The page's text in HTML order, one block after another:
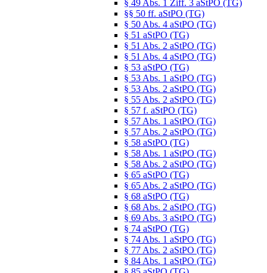
§ 49 Abs. 1 Ziff. 3 aStPO (TG)
§§ 50 ff. aStPO (TG)
§ 50 Abs. 4 aStPO (TG)
§ 51 aStPO (TG)
§ 51 Abs. 2 aStPO (TG)
§ 51 Abs. 4 aStPO (TG)
§ 53 aStPO (TG)
§ 53 Abs. 1 aStPO (TG)
§ 53 Abs. 2 aStPO (TG)
§ 55 Abs. 2 aStPO (TG)
§ 57 f. aStPO (TG)
§ 57 Abs. 1 aStPO (TG)
§ 57 Abs. 2 aStPO (TG)
§ 58 aStPO (TG)
§ 58 Abs. 1 aStPO (TG)
§ 58 Abs. 2 aStPO (TG)
§ 65 aStPO (TG)
§ 65 Abs. 2 aStPO (TG)
§ 68 aStPO (TG)
§ 68 Abs. 2 aStPO (TG)
§ 69 Abs. 3 aStPO (TG)
§ 74 aStPO (TG)
§ 74 Abs. 1 aStPO (TG)
§ 77 Abs. 2 aStPO (TG)
§ 84 Abs. 1 aStPO (TG)